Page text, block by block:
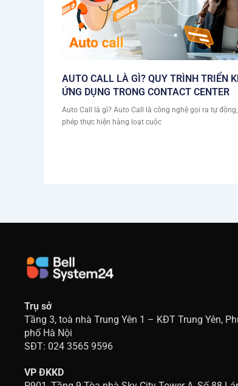
AUTO CALL LÀ GÌ? QUY TRÌNH TRIỂN
ỨNG DỤNG TRONG CONTACT CENTER
Auto Call là gì? Auto Call là công nghệ gọi ra tự
phép thực hiện hàng loạt cuộc
Trụ sở
Tầng 3, toà nhà Trung Yên 1 – KĐT Trung Yên,
phố Hà Nội
SĐT: 024 3565 9596
VP ĐKKD